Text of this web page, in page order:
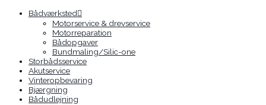
Bådværksted
Motorservice & drevservice
Motorreparation
Bådopgaver
Bundmaling/Silic-one
Storbådsservice
Akutservice
Vinteropbevaring
Bjærgning
Bådudlejning